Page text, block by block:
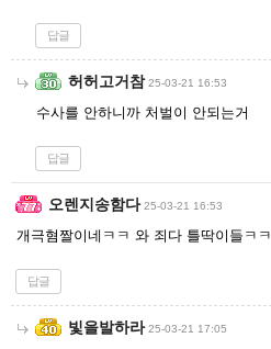
답글
허허고거참 25-03-21 16:53
수사를 안하니까 처벌이 안되는거
답글
오렌지송함다 25-03-21 16:53
개극혐짤이네ㅋㅋ 와 죄다 틀딱이들ㅋㅋ
답글
빛을발하라 25-03-21 17:05